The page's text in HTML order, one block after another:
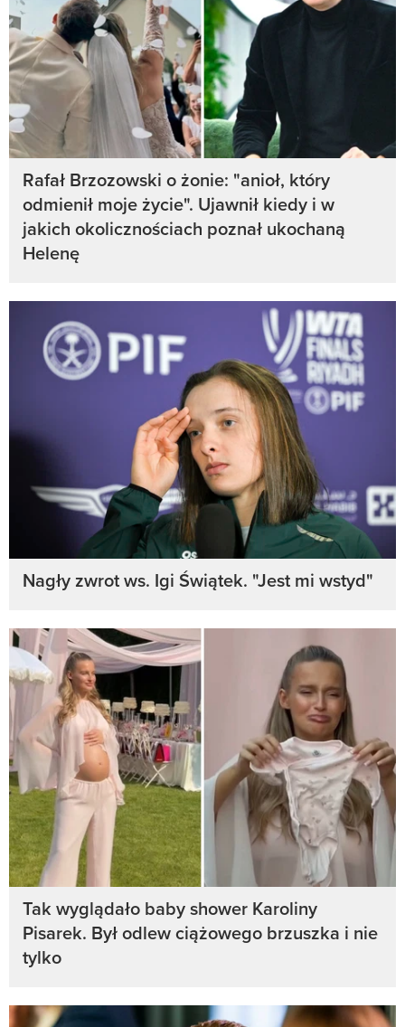
Rafał Brzozowski o żonie: "anioł, który
odmienił moje życie". Ujawnił kiedy i w
jakich okolicznościach poznał ukochaną
Helenę
Nagły zwrot ws. Igi Świątek. "Jest mi wstyd"
Tak wyglądało baby shower Karoliny
Pisarek. Był odlew ciążowego brzuszka i nie
tylko